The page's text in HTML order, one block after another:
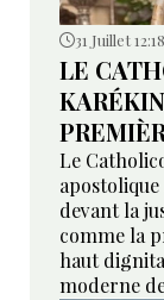
31 Juillet 12:18
LE
Le
devant la
comme la
haut
moderne